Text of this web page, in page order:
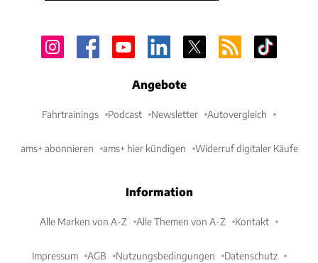
Angebote
Fahrtrainings Podcast Newsletter Autovergleich
ams+ abonnieren ams+ hier kündigen Widerruf digitaler Käufe
Information
Alle Marken von A-Z Alle Themen von A-Z Kontakt
Impressum AGB Nutzungsbedingungen Datenschutz